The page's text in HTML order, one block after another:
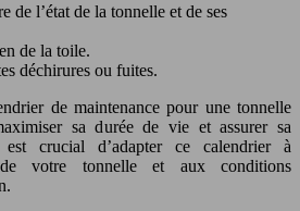
de l’état de la tonnelle et de ses
de la toile.
déchirures ou fuites.
de maintenance pour une tonnelle
sa durée de vie et assurer sa
crucial d’adapter ce calendrier à
de votre tonnelle et aux conditions